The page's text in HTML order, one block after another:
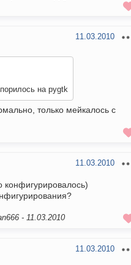
11.03.2010
на pygtk
только мейкалось с
11.03.2010
конфигурировалось)
- 11.03.2010
11.03.2010